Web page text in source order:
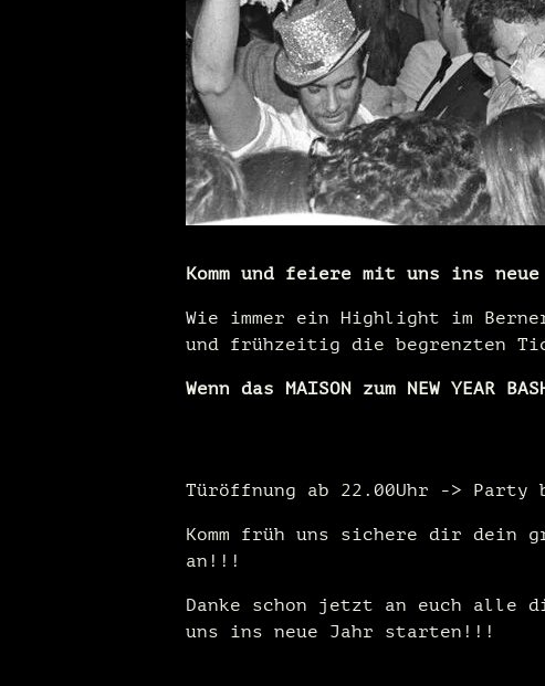
Komm und feiere mit uns ins
Wie immer ein Highlight im
und frühzeitig die begrenzten
Wenn das MAISON zum NEW
Türöffnung ab 22.00Uhr -> Party
Komm früh uns sichere dir dein
an!!!
Danke schon jetzt an euch alle
uns ins neue Jahr starten!!!